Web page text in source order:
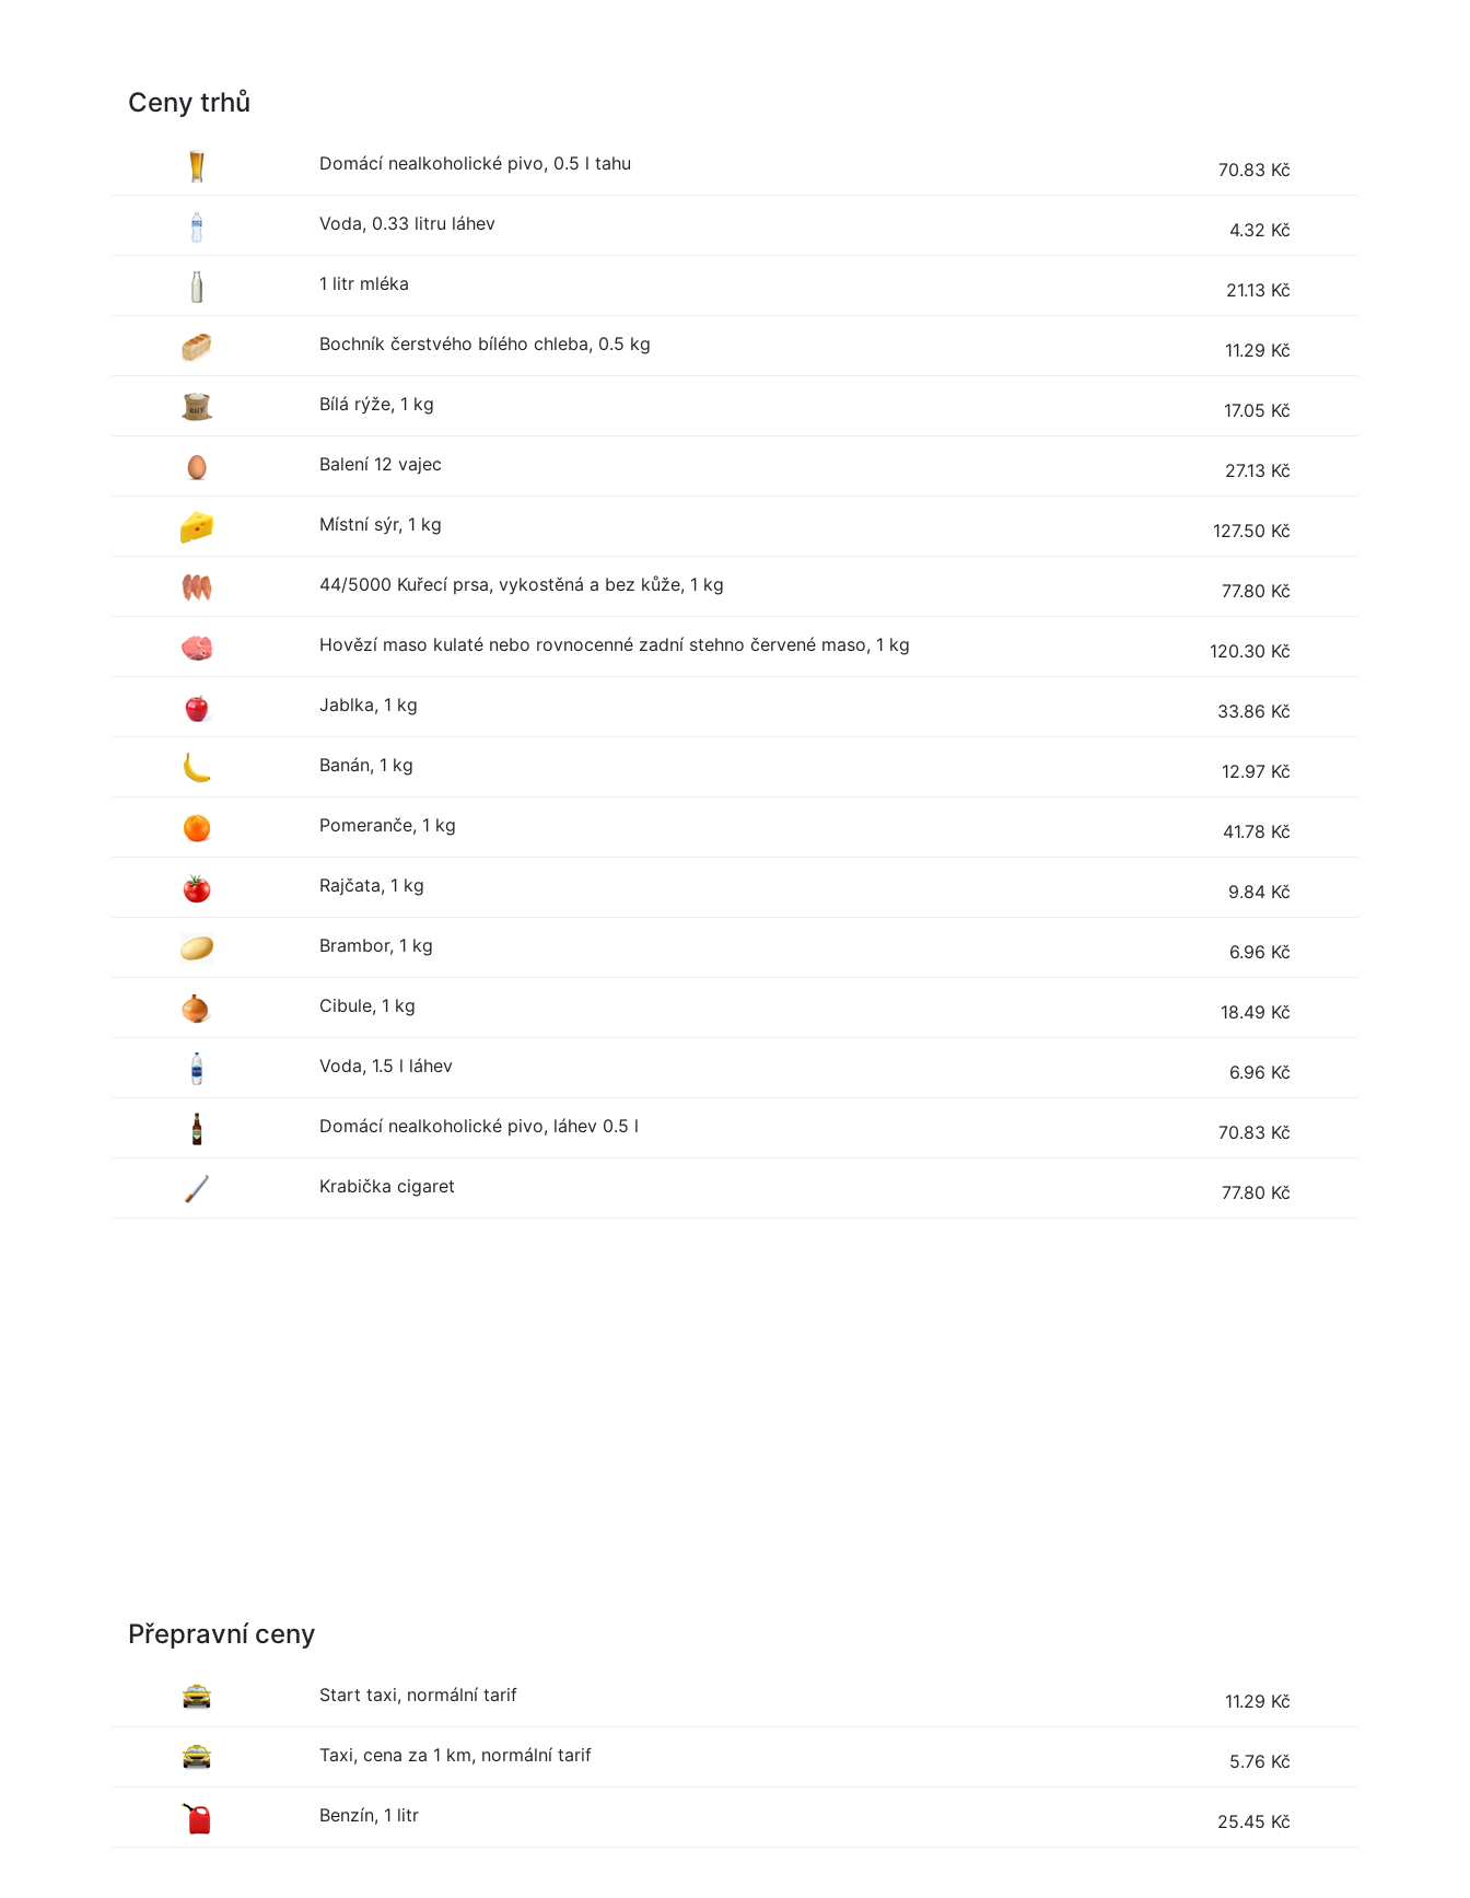
Ceny trhů
Domácí nealkoholické pivo, 0.5 l tahu 70.83 Kč
Voda, 0.33 litru láhev 4.32 Kč
1 litr mléka 21.13 Kč
Bochník čerstvého bílého chleba, 0.5 kg 11.29 Kč
Bílá rýže, 1 kg 17.05 Kč
Balení 12 vajec 27.13 Kč
Místní sýr, 1 kg 127.50 Kč
44/5000 Kuřecí prsa, vykostěná a bez kůže, 1 kg 77.80 Kč
Hovězí maso kulaté nebo rovnocenné zadní stehno červené maso, 1 kg 120.30 Kč
Jablka, 1 kg 33.86 Kč
Banán, 1 kg 12.97 Kč
Pomeranče, 1 kg 41.78 Kč
Rajčata, 1 kg 9.84 Kč
Brambor, 1 kg 6.96 Kč
Cibule, 1 kg 18.49 Kč
Voda, 1.5 l láhev 6.96 Kč
Domácí nealkoholické pivo, láhev 0.5 l 70.83 Kč
Krabička cigaret 77.80 Kč
Přepravní ceny
Start taxi, normální tarif 11.29 Kč
Taxi, cena za 1 km, normální tarif 5.76 Kč
Benzín, 1 litr 25.45 Kč